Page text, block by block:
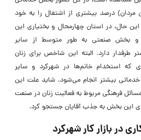
درصد بیشتری از اشتغال را به خود
حال، در استان چهارمحال و بختیاری این
بخش صنعتی به طور متوسط از سایر
طرفدار دارد. البته این شاخص برای زنان
که استخدام خانم‌ها در شهرکرد و سایر
بیشتر انجام می‌شود. شاید علت این
فرهنگی مربوط به فعالیت زنان در صنعت
این بخش به جذب آقایان جستجو کرد.
در بازار کار شهرکرد